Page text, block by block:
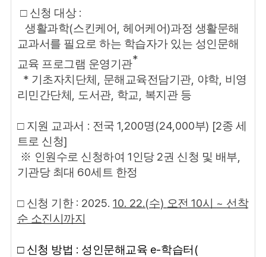
□ 신청 대상:
생활과학(스킨케어,헤어케어)과정 생활문해
교과서를 필요로 하는 학습자가 있는 성인문해
교육 프로그램 운영기관*
* 기초자치단체 , 문해교육전담기관, 야학, 비영
리민간단체 , 도서관, 학교, 복지관 등
□ 지원 교과서 : 전국1,200명 (24,000부) [2종 세
트로 신청]
※ 인원수로 신청하여 1인당 2권 신청 및 배부,
기관당 최대 60세트 한정
□ 신청 기한: 2025.10. 22.(수) 오전10시 ~ 선착
순 소진시까지
□ 신청 방법 : 성인문해교육 e-학습터 (